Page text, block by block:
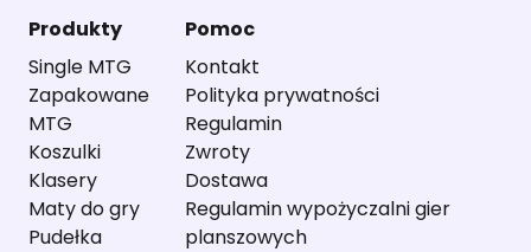
Produkty
Single MTG
Zapakowane
MTG
Koszulki
Klasery
Maty do gry
Pudełka
Pomoc
Kontakt
Polityka prywatności
Regulamin
Zwroty
Dostawa
Regulamin wypożyczalni gier
planszowych